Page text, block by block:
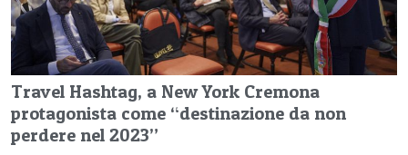
Travel Hashtag, a New York Cremona
protagonista come “destinazione da non
perdere nel 2023”